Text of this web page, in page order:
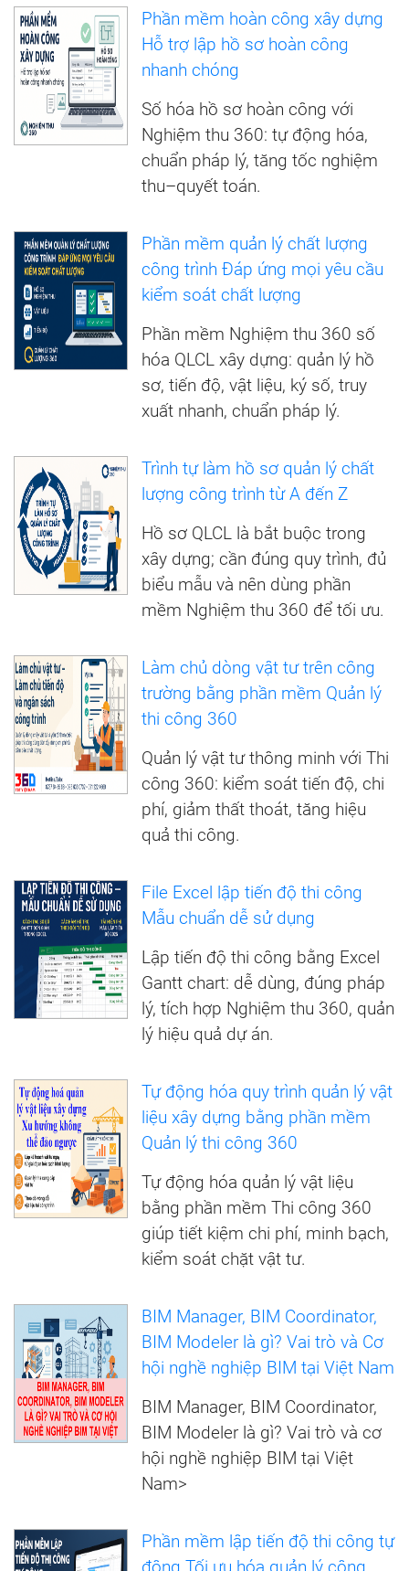
Phần mềm hoàn công xây dựng
Hỗ trợ lập hồ sơ hoàn công
nhanh chóng
Số hóa hồ sơ hoàn công với
Nghiệm thu 360: tự động hóa,
chuẩn pháp lý, tăng tốc nghiệm
thu–quyết toán.
Phần mềm quản lý chất lượng
công trình Đáp ứng mọi yêu cầu
kiểm soát chất lượng
Phần mềm Nghiệm thu 360 số
hóa QLCL xây dựng: quản lý hồ
sơ, tiến độ, vật liệu, ký số, truy
xuất nhanh, chuẩn pháp lý.
Trình tự làm hồ sơ quản lý chất
lượng công trình từ A đến Z
Hồ sơ QLCL là bắt buộc trong
xây dựng; cần đúng quy trình, đủ
biểu mẫu và nên dùng phần
mềm Nghiệm thu 360 để tối ưu.
Làm chủ dòng vật tư trên công
trường bằng phần mềm Quản lý
thi công 360
Quản lý vật tư thông minh với Thi
công 360: kiểm soát tiến độ, chi
phí, giảm thất thoát, tăng hiệu
quả thi công.
File Excel lập tiến độ thi công
Mẫu chuẩn dễ sử dụng
Lập tiến độ thi công bằng Excel
Gantt chart: dễ dùng, đúng pháp
lý, tích hợp Nghiệm thu 360, quản
lý hiệu quả dự án.
Tự động hóa quy trình quản lý vật
liệu xây dựng bằng phần mềm
Quản lý thi công 360
Tự động hóa quản lý vật liệu
bằng phần mềm Thi công 360
giúp tiết kiệm chi phí, minh bạch,
kiểm soát chặt vật tư.
BIM Manager, BIM Coordinator,
BIM Modeler là gì? Vai trò và Cơ
hội nghề nghiệp BIM tại Việt Nam
BIM Manager, BIM Coordinator,
BIM Modeler là gì? Vai trò và cơ
hội nghề nghiệp BIM tại Việt
Nam>
Phần mềm lập tiến độ thi công tự
động Tối ưu hóa quản lý công